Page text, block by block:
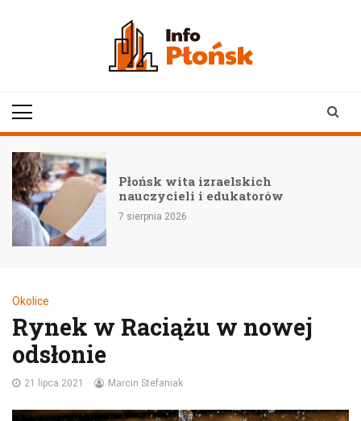
Płońsk wita izraelskich
nauczycieli i edukatorów
7 sierpnia 2026
Okolice
Rynek w Raciążu w nowej
odsłonie
21 lipca 2021 Marcin Stefaniak